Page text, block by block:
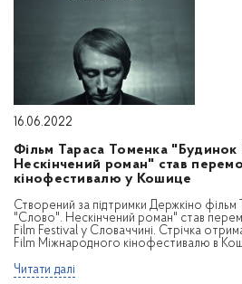
16.06.2022
Фільм Тараса Томенка
Нескінчений роман" став
кінофестивалю у Кошице
Створений за підтримки Держкіно
"Слово". Нескінчений роман" став
Film Festival у Словаччині. Стрічка
Film Міжнародного кінофестивалю в
Читати далі